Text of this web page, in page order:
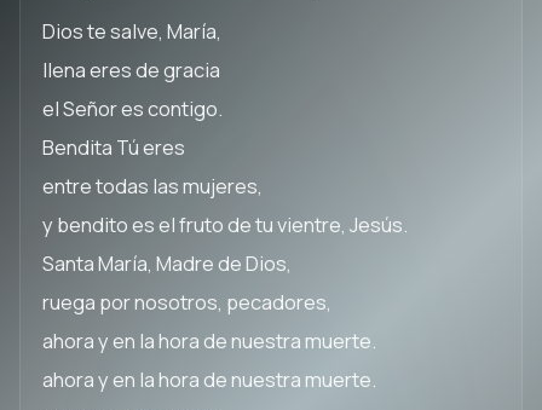
Dios te salve, María,
llena eres de gracia
el Señor es contigo.
Bendita Tú eres
entre todas las mujeres,
y bendito es el fruto de tu vientre, Jesús.
Santa María, Madre de Dios,
ruega por nosotros, pecadores,
ahora y en la hora de nuestra muerte.
ahora y en la hora de nuestra muerte.